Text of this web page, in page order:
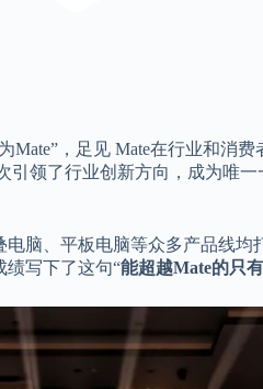
，足见 Mate在行业和消
引领了行业创新方向，成为唯
脑、平板电脑等众多产品线
绩写下了这句“能超越Mate的只